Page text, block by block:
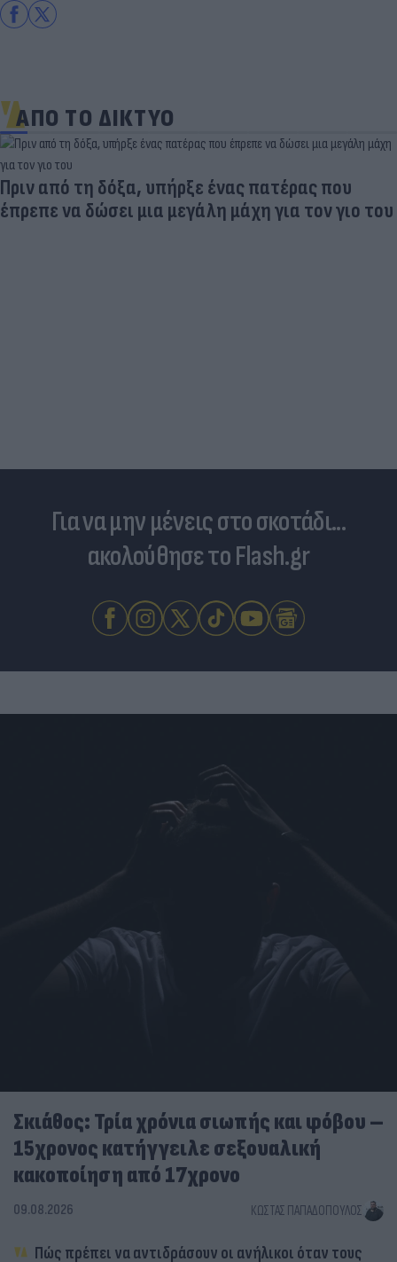
ΑΠΟ ΤΟ ΔΙΚΤΥΟ
Aγνώριστος στα 55 του ο θρύλος του παγκόσμιου
αθλητισμού (photo)
Για να μην μένεις στο σκοτάδι...
ακολούθησε το Flash.gr
Σκιάθος: Τρία χρόνια σιωπής και φόβου –
15χρονος κατήγγειλε σεξουαλική
κακοποίηση από 17χρονο
09.08.2026 ΚΏΣΤΑΣ ΠΑΠΑΔΌΠΟΥΛΟΣ
Πώς πρέπει να αντιδράσουν οι ανήλικοι όταν τους